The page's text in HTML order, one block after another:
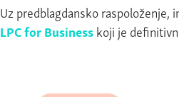
Uz predblagdansko raspoloženje,
LPC for Businesskoji je